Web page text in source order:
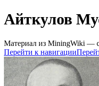
Айткулов
Материал из MiningWiki —
Перейти к навигации